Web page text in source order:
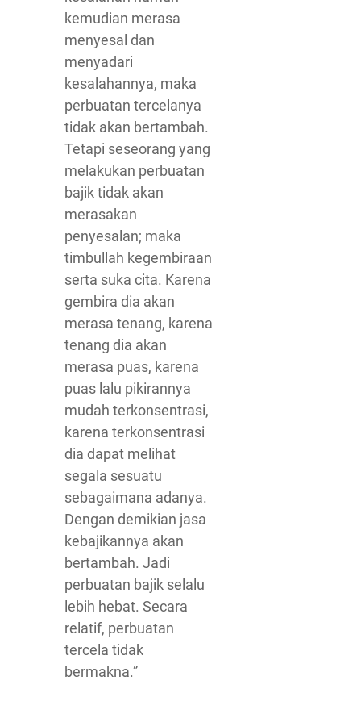
kemudian merasa
menyesal dan
menyadari
kesalahannya, maka
perbuatan tercelanya
tidak akan bertambah.
Tetapi seseorang yang
melakukan perbuatan
bajik tidak akan
merasakan
penyesalan; maka
timbullah kegembiraan
serta suka cita. Karena
gembira dia akan
merasa tenang, karena
tenang dia akan
merasa puas, karena
puas lalu pikirannya
mudah terkonsentrasi,
karena terkonsentrasi
dia dapat melihat
segala sesuatu
sebagaimana adanya.
Dengan demikian jasa
kebajikannya akan
bertambah. Jadi
perbuatan bajik selalu
lebih hebat. Secara
relatif, perbuatan
tercela tidak
bermakna.”